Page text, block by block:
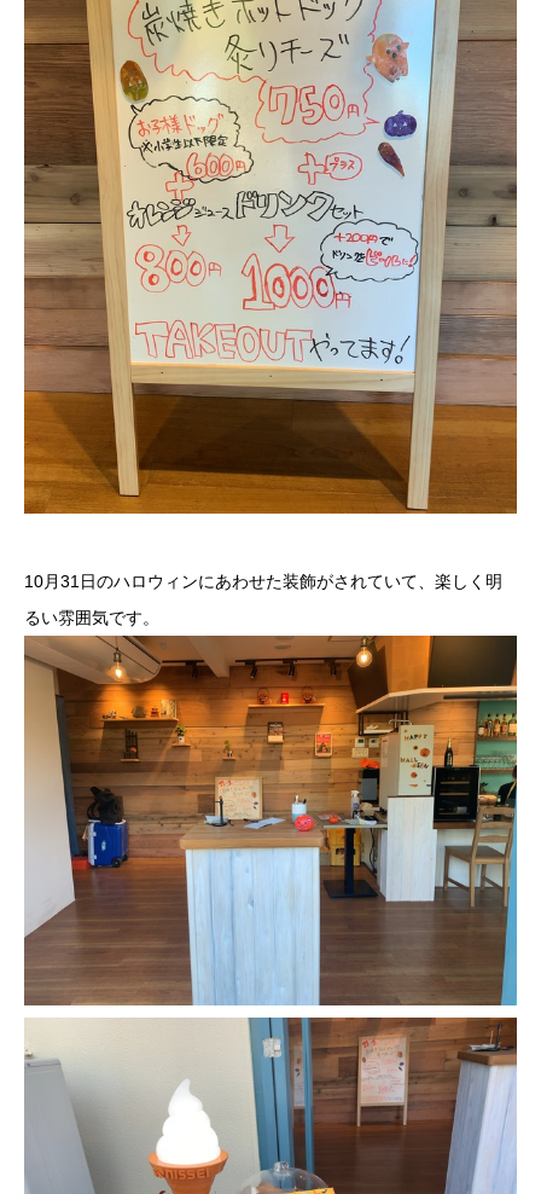
10月31日のハロウィンにあわせた装飾がされていて、楽しく明
るい雰囲気です。